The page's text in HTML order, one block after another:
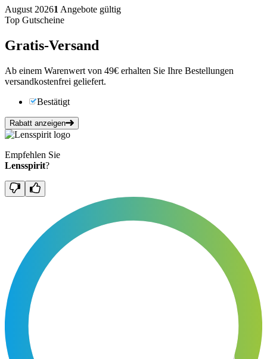
August 20261Angebote gültig
Top Gutscheine
Gratis-Versand
Ab einem Warenwert von 49€ erhalten Sie Ihre Bestellungen
versandkostenfrei geliefert.
Bestätigt
Rabatt anzeigen
Empfehlen Sie
Lensspirit?